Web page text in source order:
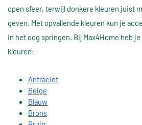
open sfeer, terwijl donkere kleuren juist
geven. Met opvallende kleuren kun je
in het oog springen. Bij Max4Home heb
kleuren:
Antraciet
Beige
Blauw
Brons